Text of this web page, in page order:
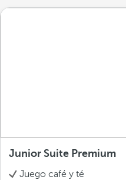
Junior Suite Premium
Juego café y té